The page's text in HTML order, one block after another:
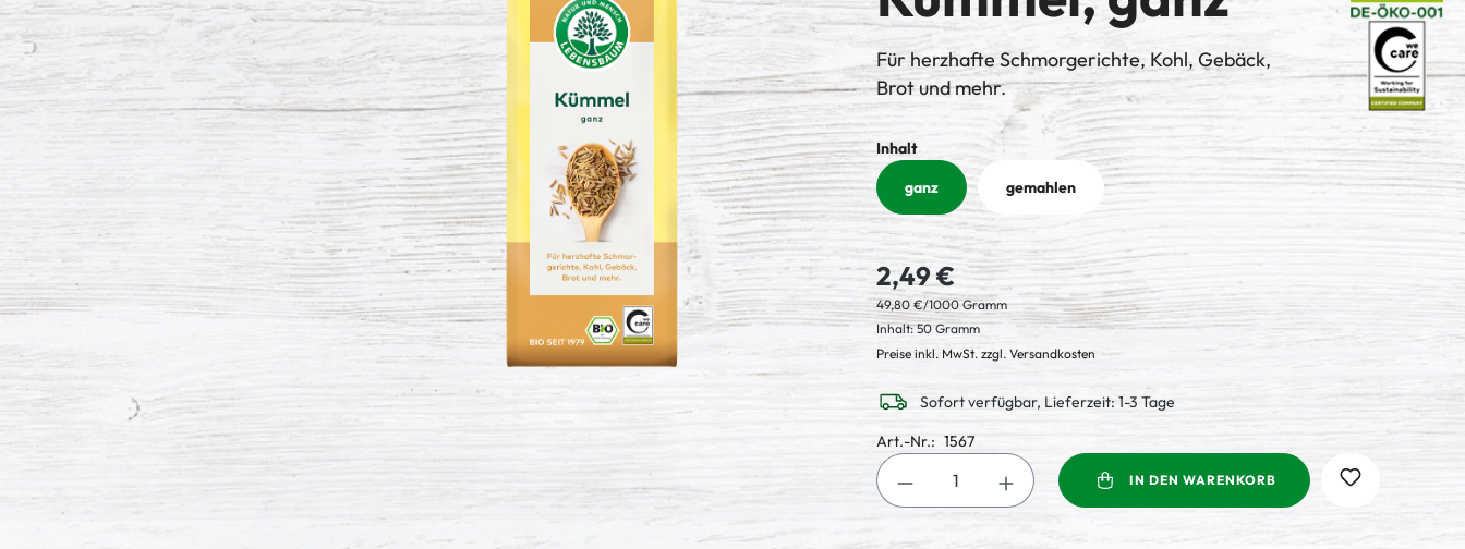
Für herzhafte Schmorgerichte, Kohl, Gebäck,
Brot und mehr.
Inhaltauswählen
ganz gemahlen
2,49 €
49,80 €/1000 Gramm
Inhalt:50 Gramm
Preise inkl. MwSt. zzgl. Versandkosten
Sofort verfügbar, Lieferzeit: 1-3 Tage
Art.-Nr.: 1567
Produkt Anzahl: Gib den gewünschten Wert ein
IN DEN WARENKORB